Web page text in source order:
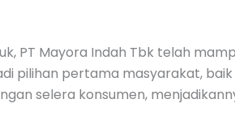
Mayora Indah Tbk telah
pilihan pertama masyarakat,
selera konsumen,